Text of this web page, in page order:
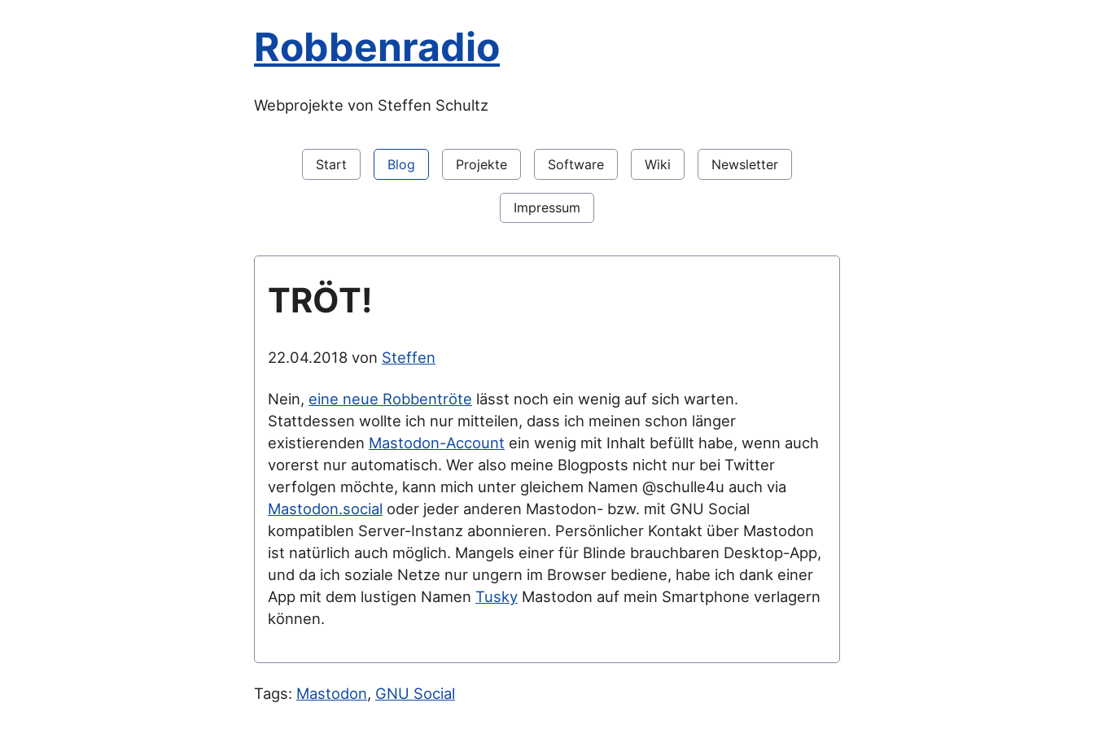
Robbenradio
Webprojekte von Steffen Schultz
Start Blog Projekte Software Wiki Newsletter
Impressum
TRÖT!
22.04.2018 von Steffen
Nein, eine neue Robbentröte lässt noch ein wenig auf sich warten.
Stattdessen wollte ich nur mitteilen, dass ich meinen schon länger
existierenden Mastodon-Account ein wenig mit Inhalt befüllt habe, wenn auch
vorerst nur automatisch. Wer also meine Blogposts nicht nur bei Twitter
verfolgen möchte, kann mich unter gleichem Namen @schulle4u auch via
Mastodon.social oder jeder anderen Mastodon- bzw. mit GNU Social
kompatiblen Server-Instanz abonnieren. Persönlicher Kontakt über Mastodon
ist natürlich auch möglich. Mangels einer für Blinde brauchbaren Desktop-App,
und da ich soziale Netze nur ungern im Browser bediene, habe ich dank einer
App mit dem lustigen Namen Tusky Mastodon auf mein Smartphone verlagern
können.
Tags: Mastodon, GNU Social